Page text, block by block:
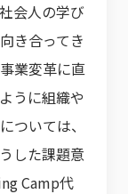
会人の学び
き合ってき
業変革に直
うに組織や
ついては、
した課題意
Camp代